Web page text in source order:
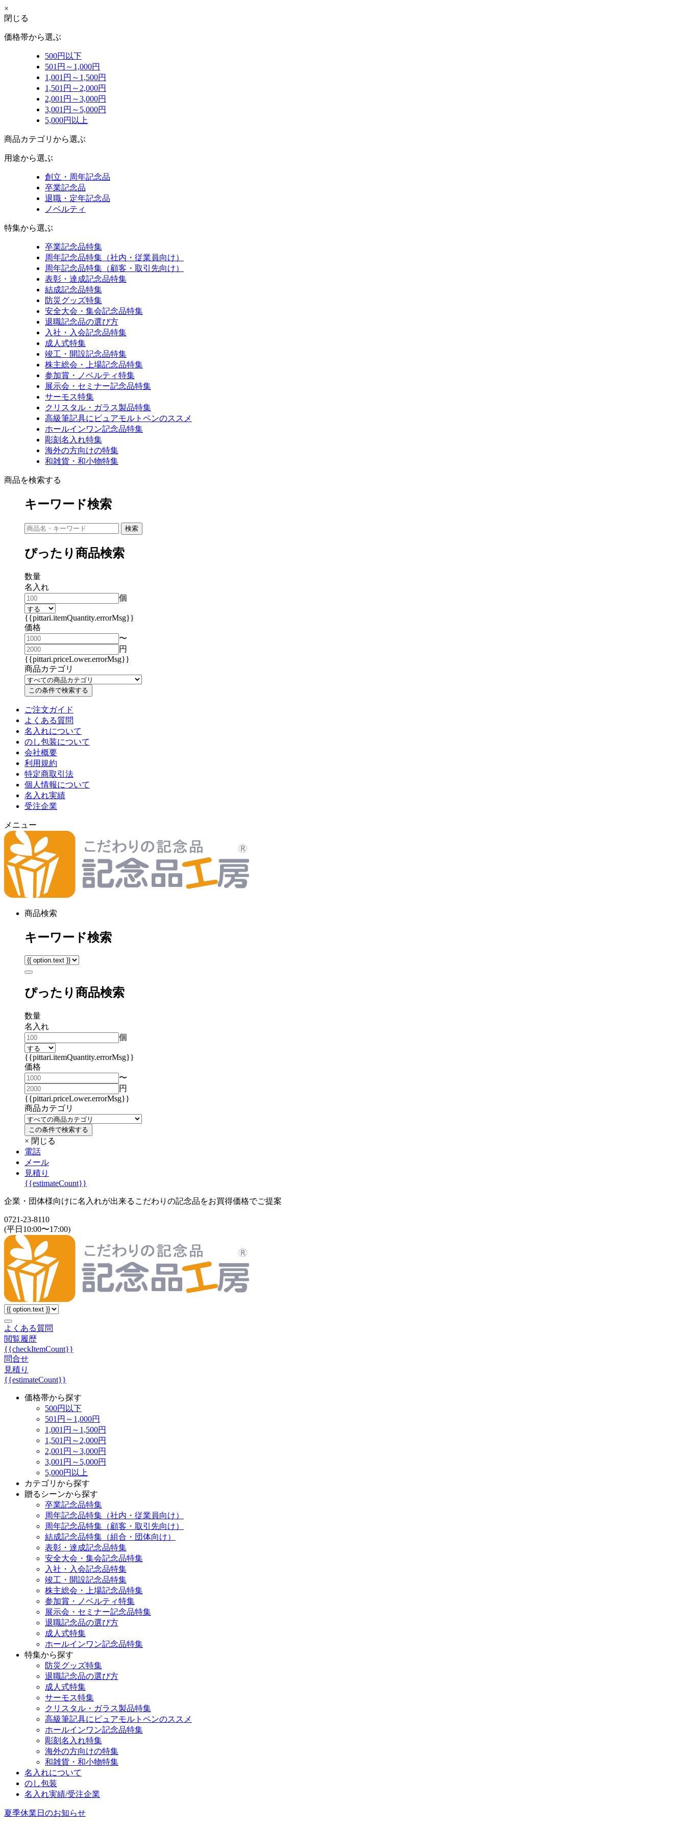
×
閉じる
価格帯から選ぶ
500円以下
501円～1,000円
1,001円～1,500円
1,501円～2,000円
2,001円～3,000円
3,001円～5,000円
5,000円以上
商品カテゴリから選ぶ
用途から選ぶ
創立・周年記念品
卒業記念品
退職・定年記念品
ノベルティ
特集から選ぶ
卒業記念品特集
周年記念品特集（社内・従業員向け）
周年記念品特集（顧客・取引先向け）
表彰・達成記念品特集
結成記念品特集
防災グッズ特集
安全大会・集会記念品特集
退職記念品の選び方
入社・入会記念品特集
成人式特集
竣工・開設記念品特集
株主総会・上場記念品特集
参加賞・ノベルティ特集
展示会・セミナー記念品特集
サーモス特集
クリスタル・ガラス製品特集
高級筆記具にピュアモルトペンのススメ
ホールインワン記念品特集
彫刻名入れ特集
海外の方向けの特集
和雑貨・和小物特集
商品を検索する
キーワード検索
ぴったり商品検索
数量
名入れ
個
{{pittari.itemQuantity.errorMsg}}
価格
〜
円
{{pittari.priceLower.errorMsg}}
商品カテゴリ
この条件で検索する
ご注文ガイド
よくある質問
名入れについて
のし包装について
会社概要
利用規約
特定商取引法
個人情報について
名入れ実績
受注企業
メニュー
商品検索
キーワード検索
ぴったり商品検索
数量
名入れ
個
{{pittari.itemQuantity.errorMsg}}
価格
〜
円
{{pittari.priceLower.errorMsg}}
商品カテゴリ
この条件で検索する
× 閉じる
電話
メール
見積り
{{estimateCount}}
企業・団体様向けに名入れが出来るこだわりの記念品をお買得価格でご提案
0721-23-8110
(平日10:00〜17:00)
よくある質問
閲覧履歴
{{checkItemCount}}
問合せ
見積り
{{estimateCount}}
価格帯から探す
500円以下
501円～1,000円
1,001円～1,500円
1,501円～2,000円
2,001円～3,000円
3,001円～5,000円
5,000円以上
カテゴリから探す
贈るシーンから探す
卒業記念品特集
周年記念品特集（社内・従業員向け）
周年記念品特集（顧客・取引先向け）
結成記念品特集（組合・団体向け）
表彰・達成記念品特集
安全大会・集会記念品特集
入社・入会記念品特集
竣工・開設記念品特集
株主総会・上場記念品特集
参加賞・ノベルティ特集
展示会・セミナー記念品特集
退職記念品の選び方
成人式特集
ホールインワン記念品特集
特集から探す
防災グッズ特集
退職記念品の選び方
成人式特集
サーモス特集
クリスタル・ガラス製品特集
高級筆記具にピュアモルトペンのススメ
ホールインワン記念品特集
彫刻名入れ特集
海外の方向けの特集
和雑貨・和小物特集
名入れについて
のし包装
名入れ実績/受注企業
夏季休業日のお知らせ